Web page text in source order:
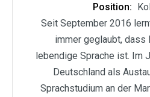
Position:
Seit September 2016
immer geglaubt, dass
lebendige Sprache ist. Im
Deutschland als
Sprachstudium an der